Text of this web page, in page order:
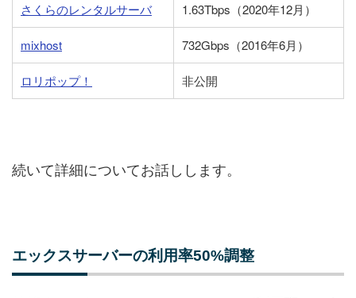
さくらのレンタルサーバ 1.63Tbps（2020年12月）
mixhost 732Gbps（2016年6月）
ロリポップ！ 非公開
続いて詳細についてお話しします。
エックスサーバーの利用率50%調整